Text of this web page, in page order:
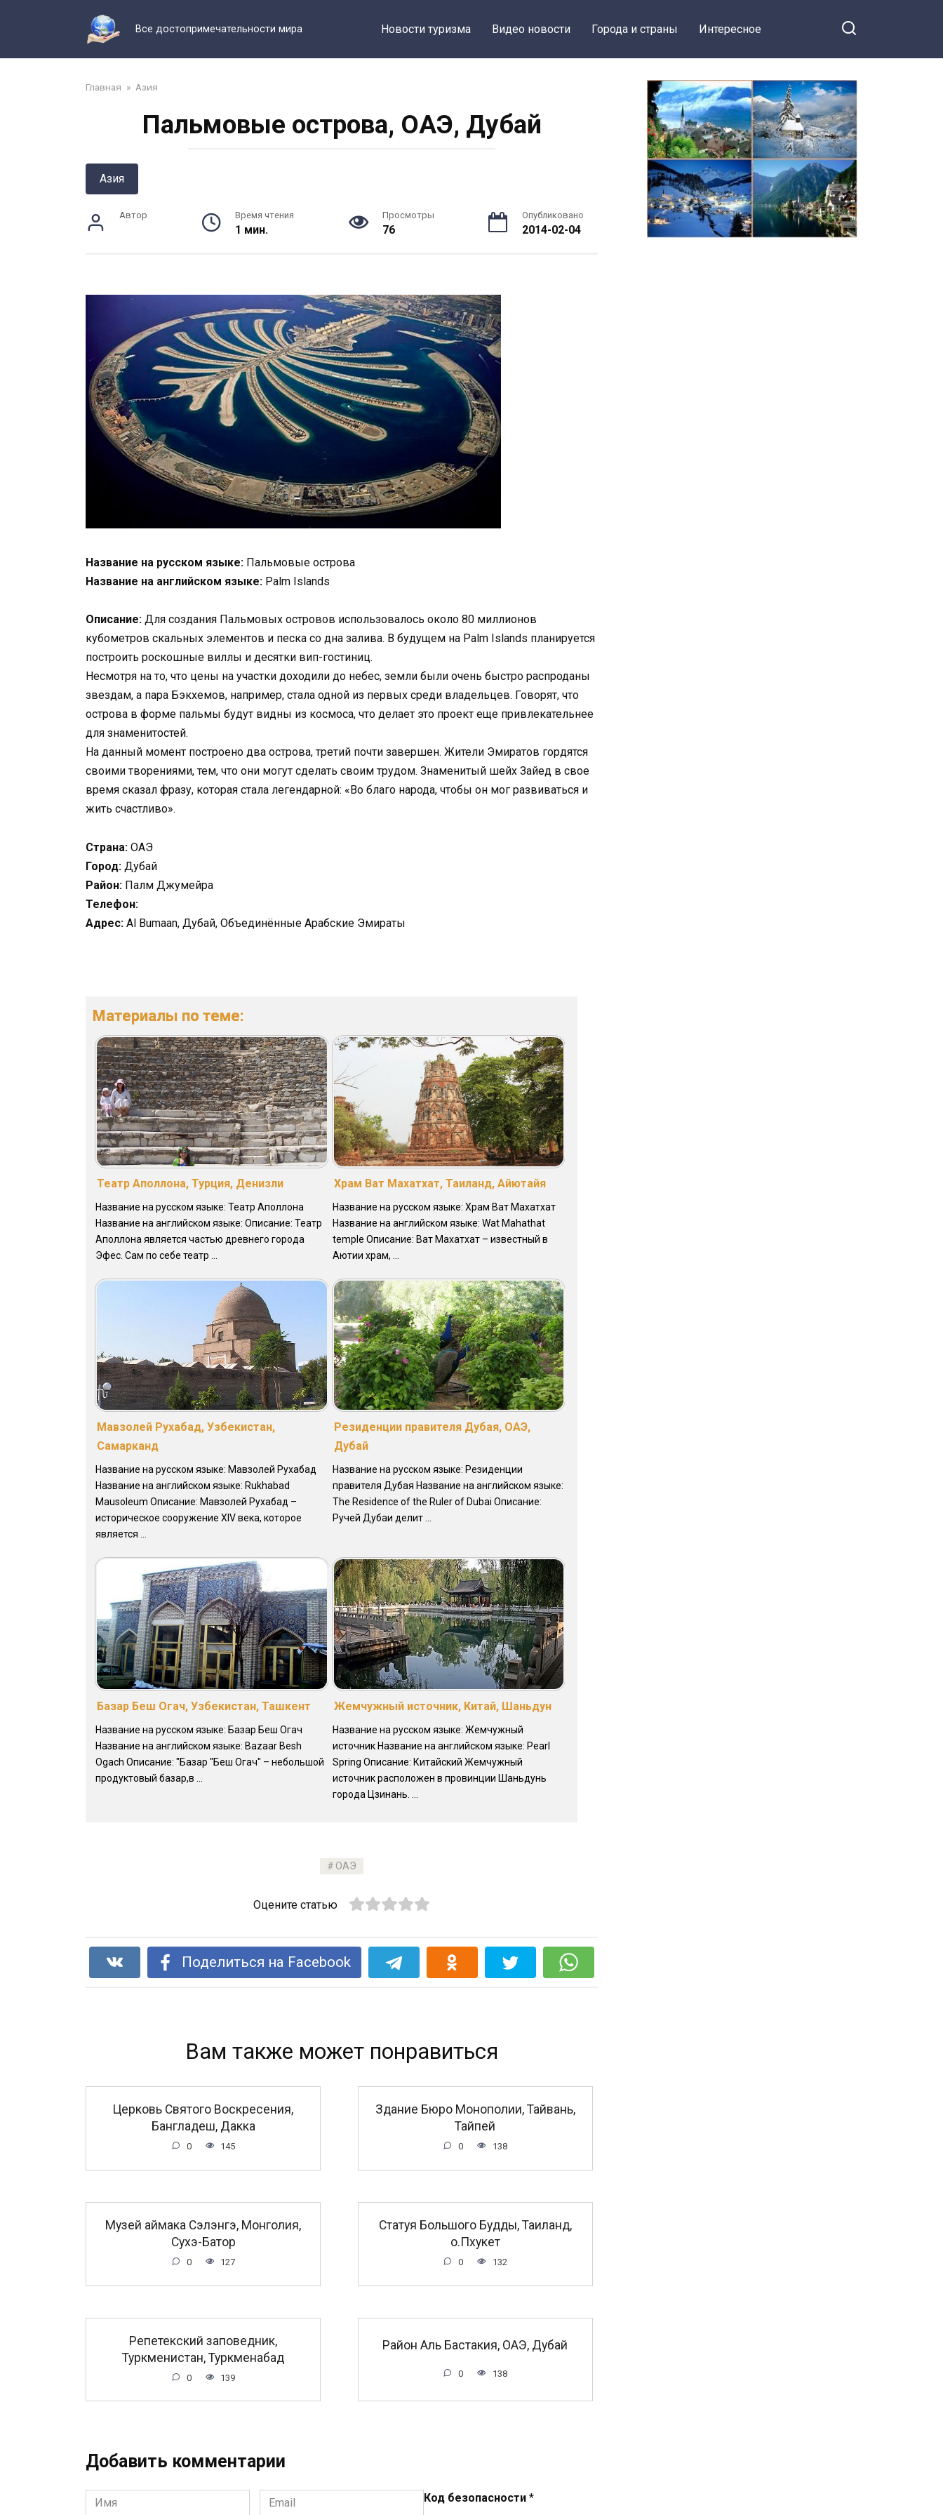
Все достопримечательности мира Новости туризма Видео новости Города и страны Интересное
Главная » Азия
Пальмовые острова, ОАЭ, Дубай
Азия
Автор Время чтения
1 мин.
Просмотры
76
Опубликовано
2014-02-04
Название на русском языке: Пальмовые острова
Название на английском языке: Palm Islands
Описание: Для создания Пальмовых островов использовалось около 80 миллионов
кубометров скальных элементов и песка со дна залива. В будущем на Palm Islands планируется
построить роскошные виллы и десятки вип-гостиниц.
Несмотря на то, что цены на участки доходили до небес, земли были очень быстро распроданы
звездам, а пара Бэкхемов, например, стала одной из первых среди владельцев. Говорят, что
острова в форме пальмы будут видны из космоса, что делает это проект еще привлекательнее
для знаменитостей.
На данный момент построено два острова, третий почти завершен. Жители Эмиратов гордятся
своими творениями, тем, что они могут сделать своим трудом. Знаменитый шейх Зайед в свое
время сказал фразу, которая стала легендарной: «Во благо народа, чтобы он мог развиваться и
жить счастливо».
Страна: ОАЭ
Город: Дубай
Район: Палм Джумейра
Телефон:
Адрес: Al Bumaan, Дубай, Объединённые Арабские Эмираты
Материалы по теме:
Театр Аполлона, Турция, Денизли
Название на русском языке: Театр Аполлона
Название на английском языке: Описание: Театр
Аполлона является частью древнего города
Эфес. Сам по себе театр ...
Храм Ват Махатхат, Таиланд, Айютайя
Название на русском языке: Храм Ват Махатхат
Название на английском языке: Wat Mahathat
temple Описание: Ват Махатхат – известный в
Аютии храм, ...
Мавзолей Рухабад, Узбекистан,
Самарканд
Название на русском языке: Мавзолей Рухабад
Название на английском языке: Rukhabad
Mausoleum Описание: Мавзолей Рухабад –
историческое сооружение XIV века, которое
является ...
Резиденции правителя Дубая, ОАЭ,
Дубай
Название на русском языке: Резиденции
правителя Дубая Название на английском языке:
The Residence of the Ruler of Dubai Описание:
Ручей Дубаи делит ...
Базар Беш Огач, Узбекистан, Ташкент
Название на русском языке: Базар Беш Огач
Название на английском языке: Bazaar Besh
Ogach Описание: "Базар "Беш Огач" – небольшой
продуктовый базар,в ...
Жемчужный источник, Китай, Шаньдун
Название на русском языке: Жемчужный
источник Название на английском языке: Pearl
Spring Описание: Китайский Жемчужный
источник расположен в провинции Шаньдунь
города Цзинань. ...
ОАЭ
Оцените статью
Поделиться на Facebook
Вам также может понравиться
Церковь Святого Воскресения,
Бангладеш, Дакка
0 145
Здание Бюро Монополии, Тайвань,
Тайпей
0 138
Музей аймака Сэлэнгэ, Монголия,
Сухэ-Батор
0 127
Статуя Большого Будды, Таиланд,
о.Пхукет
0 132
Репетекский заповедник,
Туркменистан, Туркменабад
0 139
Район Аль Бастакия, ОАЭ, Дубай
0 138
Добавить комментарии
Имя
Email
Код безопасности *